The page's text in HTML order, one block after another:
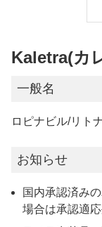
Kaletra(カ
一般名
ロピナビル/リト
お知らせ
国内承認済み
場合は承認適